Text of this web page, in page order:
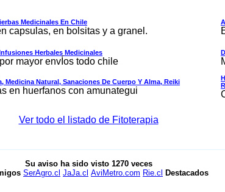
Medicinales En Chile
capsulas, en bolsitas y a granel.
Herbales Medicinales
mayor envÍos todo chile
Medicina Natural, Sanaciones De Cuerpo Y Alma, Reiki
en huerfanos con amunategui
Ver todo el listado de Fitoterapia
Su aviso ha sido visto 1270veces
SerAgro.cl JaJa.cl AviMetro.com Rie.cl Destacados